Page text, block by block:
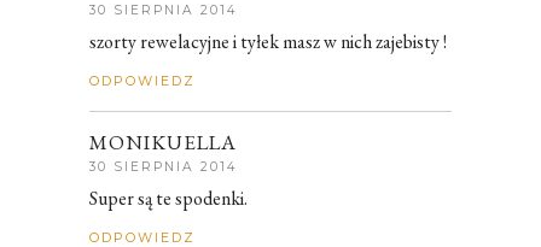
30 SIERPNIA 2014
szorty rewelacyjne i tyłek masz w nich zajebisty !
ODPOWIEDZ
MONIKUELLA
30 SIERPNIA 2014
Super są te spodenki.
ODPOWIEDZ